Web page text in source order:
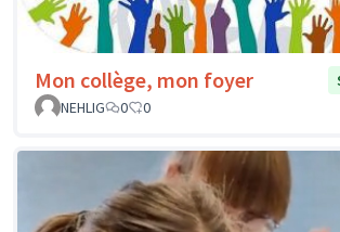
Mon collège, mon foyer
NEHLIG
0 0